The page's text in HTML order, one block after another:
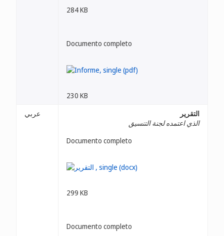
284 KB
Documento completo
230 KB
عربي
التقرير
الذي اعتمده لجنة التنسيق
Documento completo
299 KB
Documento completo